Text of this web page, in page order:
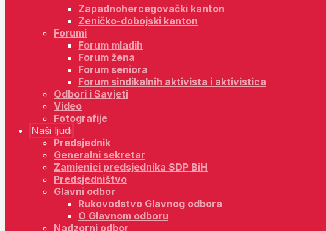
Zapadnohercegovački kanton
Zeničko-dobojski kanton
Forumi
Forum mladih
Forum žena
Forum seniora
Forum sindikalnih aktivista i aktivistica
Odbori i Savjeti
Video
Fotografije
Naši ljudi
Predsjednik
Generalni sekretar
Zamjenici predsjednika SDP BiH
Predsjedništvo
Glavni odbor
Rukovodstvo Glavnog odbora
O Glavnom odboru
Nadzorni odbor